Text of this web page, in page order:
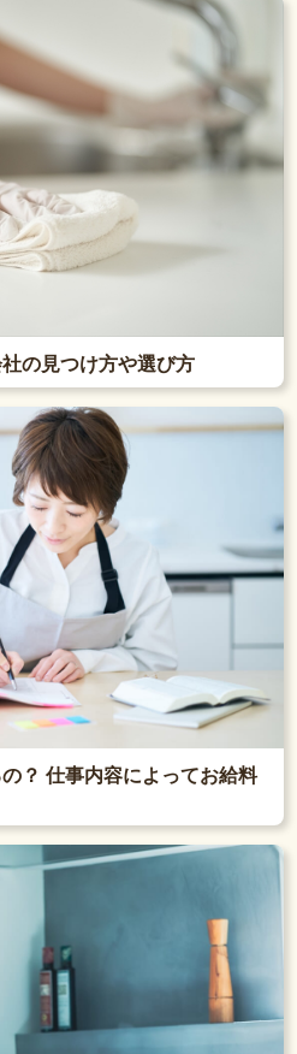
の見つけ方や選び方
？ 仕事内容によってお給料